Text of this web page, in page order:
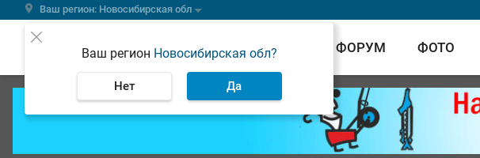
Ваш регион: Новосибирская обл
Ваш регион Новосибирская обл?
Нет Да
ВЕСТИ ФОРУМ ФОТО